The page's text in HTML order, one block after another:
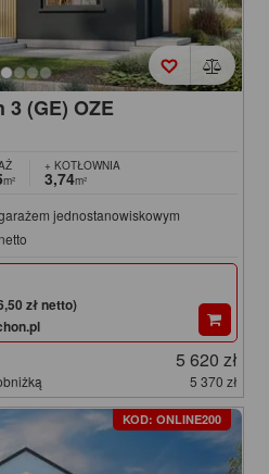
3 (GE) OZE
m²
+ KOTŁOWNIA
3,74m²
jednostanowiskowym
zł netto)
5 620 zł
5 370 zł
KOD: ONLINE200